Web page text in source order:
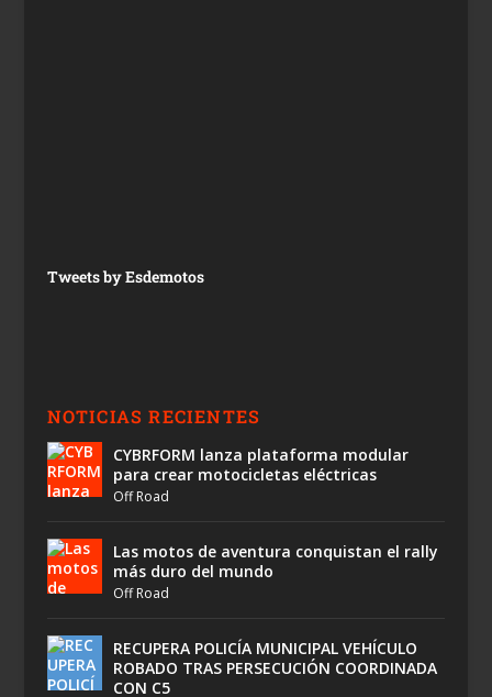
Tweets by Esdemotos
NOTICIAS RECIENTES
CYBRFORM lanza plataforma modular
para crear motocicletas eléctricas
Off Road
Las motos de aventura conquistan el rally
más duro del mundo
Off Road
RECUPERA POLICÍA MUNICIPAL VEHÍCULO
ROBADO TRAS PERSECUCIÓN COORDINADA
CON C5